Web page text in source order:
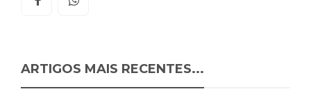
ARTIGOS MAIS RECENTES...